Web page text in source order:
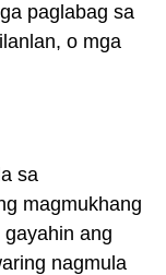
paglabag sa
o mga
sa
magmukhang
ang
nagmula